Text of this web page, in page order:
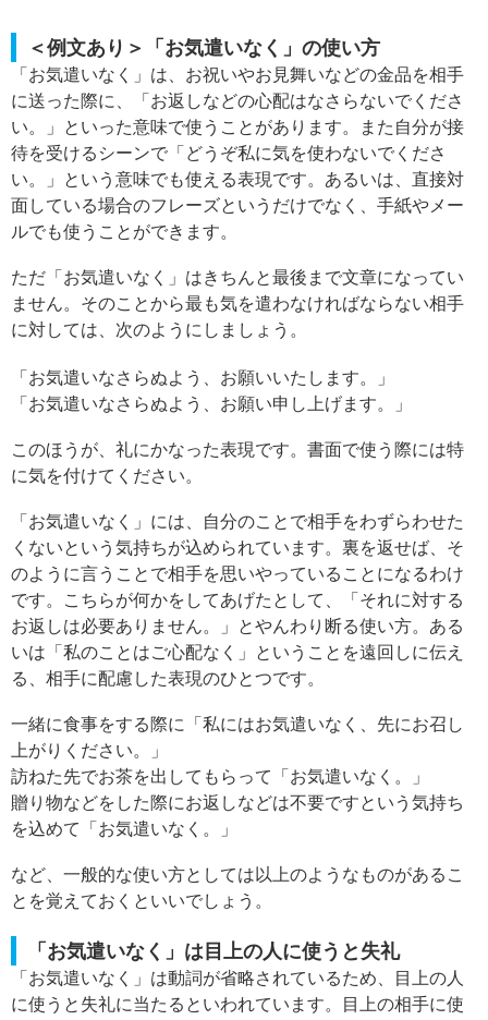
＜例文あり＞「お気遣いなく」の使い方
「お気遣いなく」は、お祝いやお見舞いなどの金品を相手
に送った際に、「お返しなどの心配はなさらないでくださ
い。」といった意味で使うことがあります。また自分が接
待を受けるシーンで「どうぞ私に気を使わないでくださ
い。」という意味でも使える表現です。あるいは、直接対
面している場合のフレーズというだけでなく、手紙やメー
ルでも使うことができます。
ただ「お気遣いなく」はきちんと最後まで文章になってい
ません。そのことから最も気を遣わなければならない相手
に対しては、次のようにしましょう。
「お気遣いなさらぬよう、お願いいたします。」
「お気遣いなさらぬよう、お願い申し上げます。」
このほうが、礼にかなった表現です。書面で使う際には特
に気を付けてください。
「お気遣いなく」には、自分のことで相手をわずらわせた
くないという気持ちが込められています。裏を返せば、そ
のように言うことで相手を思いやっていることになるわけ
です。こちらが何かをしてあげたとして、「それに対する
お返しは必要ありません。」とやんわり断る使い方。ある
いは「私のことはご心配なく」ということを遠回しに伝え
る、相手に配慮した表現のひとつです。
一緒に食事をする際に「私にはお気遣いなく、先にお召し
上がりください。」
訪ねた先でお茶を出してもらって「お気遣いなく。」
贈り物などをした際にお返しなどは不要ですという気持ち
を込めて「お気遣いなく。」
など、一般的な使い方としては以上のようなものがあるこ
とを覚えておくといいでしょう。
「お気遣いなく」は目上の人に使うと失礼
「お気遣いなく」は動詞が省略されているため、目上の人
に使うと失礼に当たるといわれています。目上の相手に使